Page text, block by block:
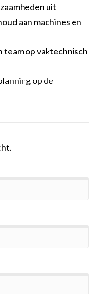
uit
aan machines en
team op vaktechnisch
op de